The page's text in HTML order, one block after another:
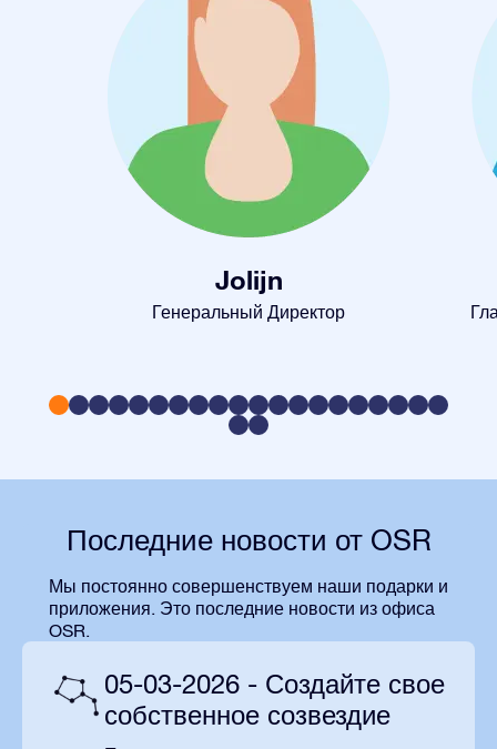
Jolijn
Генеральный Директор
Последние новости от OSR
Мы постоянно совершенствуем наши подарки и
приложения. Это последние новости из офиса
OSR.
05-03-2026 - Создайте свое
собственное созвездие